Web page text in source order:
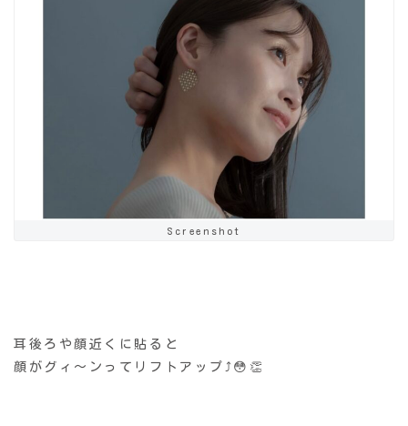
Screenshot
耳後ろや顔近くに貼ると
顔がグィ〜ンってリフトアップ⤴️😳👏